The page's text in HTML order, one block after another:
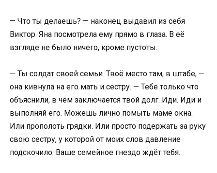
— Что ты делаешь? — наконец выдавил из себя
Виктор. Яна посмотрела ему прямо в глаза. В её
взгляде не было ничего, кроме пустоты.
— Ты солдат своей семьи. Твоё место там, в штабе, —
она кивнула на его мать и сестру. — Тебе только что
объяснили, в чём заключается твой долг. Иди. Иди и
выполняй его. Можешь лично помыть маме окна.
Или прополоть грядки. Или просто подержать за руку
свою сестру, у которой от моих слов давление
подскочило. Ваше семейное гнездо ждёт тебя.